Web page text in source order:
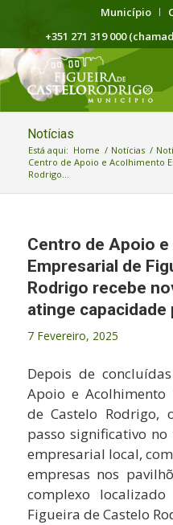
Município
+351 271 319 000
Notícias
Está aqui: Home / Notícias /
Centro de Apoio e Acolhimento
Rodrigo...
Centro de Apoio
Empresarial de
Rodrigo recebe
atinge capacidade
7 Fevereiro, 2025
Depois de
Apoio e Acolhimento
de Castelo Rodrigo,
passo significativo
empresarial local,
empresas nos
complexo
Figueira de Castelo